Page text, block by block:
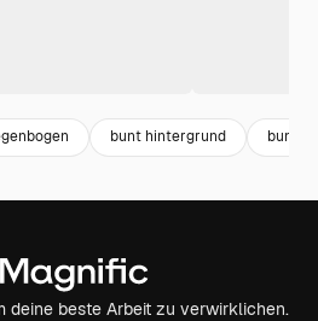
bunt hintergrund bunt
deine beste Arbeit zu verwirklichen.